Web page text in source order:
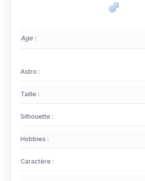
Age :
Astro :
Taille :
Silhouette :
Hobbies :
Caractère :